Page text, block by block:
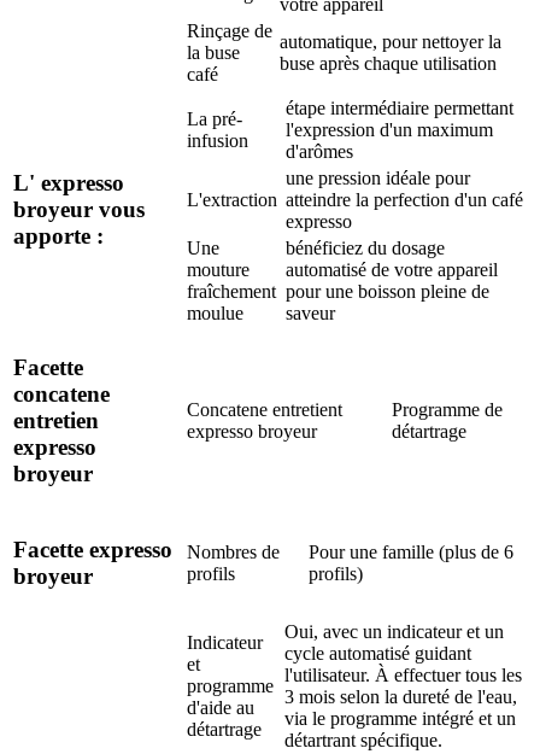
Rinçage de
la buse
café
automatique, pour nettoyer la
buse après chaque utilisation
L' expresso
broyeur vous
apporte :
La pré-
infusion
étape intermédiaire permettant
l'expression d'un maximum
d'arômes
L'extraction
une pression idéale pour
atteindre la perfection d'un café
expresso
Une
mouture
fraîchement
moulue
bénéficiez du dosage
automatisé de votre appareil
pour une boisson pleine de
saveur
Facette
concatene
entretien
expresso
broyeur
Concatene entretient
expresso broyeur
Programme de
détartrage
Facette expresso
broyeur
Nombres de
profils
Pour une famille (plus de 6
profils)
Indicateur
et
programme
d'aide au
détartrage
Oui, avec un indicateur et un
cycle automatisé guidant
l'utilisateur. À effectuer tous les
3 mois selon la dureté de l'eau,
via le programme intégré et un
détartrant spécifique.